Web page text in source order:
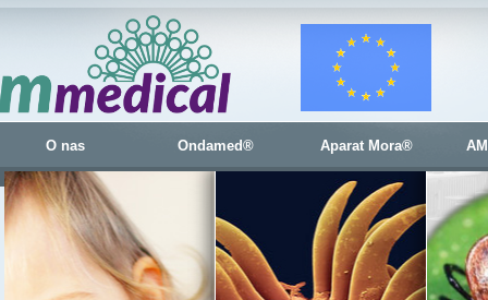
O nas Ondamed® Aparat Mora®